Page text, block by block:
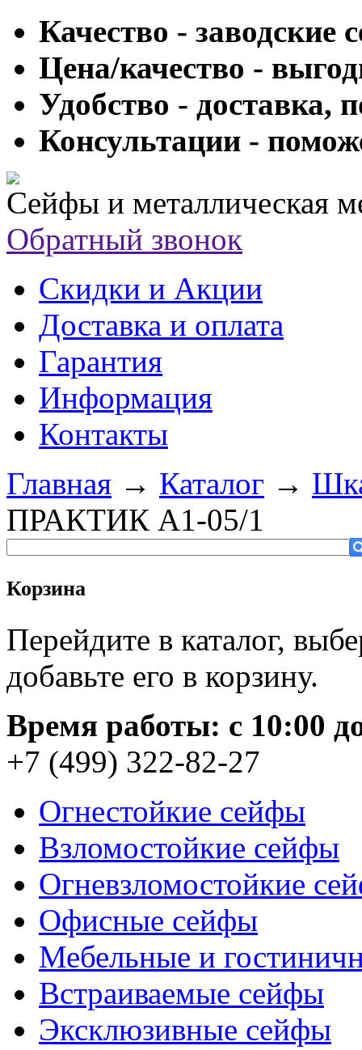
Качество - заводские
Цена/качество -
Удобство - доставка,
Консультации -
Сейфы и металлическая
Обратный звонок
Скидки и Акции
Доставка и оплата
Гарантия
Информация
Контакты
Главная → Каталог →
ПРАКТИК A1-05/1
Корзина
Перейдите в каталог,
добавьте его в корзину.
Время работы: c 10:00
+7 (499) 322-82-27
Огнестойкие сейфы
Взломостойкие сейфы
Огневзломостойкие
Офисные сейфы
Мебельные и
Встраиваемые сейфы
Эксклюзивные сейфы